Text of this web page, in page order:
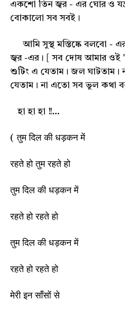
একশো তিন জ্বর - এর ঘোর ও
বোকালো সব সবই।
আমি সুস্থ মস্তিষ্কে বলবো -
জ্বর -এর। [ সব দোষ আমার ওই
শুটিং এ যেতাম। জল ঘাটতাম।
যেতাম। না এতো সব ভুল কথা
হা হা হা !!...
( तुम दिल की धड़कन में
रहते हो तुम रहते हो
तुम दिल की धड़कन में
रहते हो रहते हो
तुम दिल की धड़कन में
रहते हो रहते हो
मेरी इन साँसों से